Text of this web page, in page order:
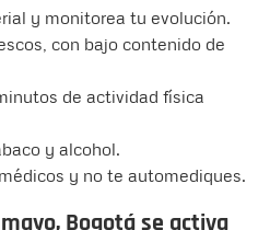
y monitorea tu evolución.
con bajo contenido de
de actividad física
y alcohol.
y no te automediques.
Bogotá se activa